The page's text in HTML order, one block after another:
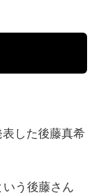
した後藤真希
う後藤さん